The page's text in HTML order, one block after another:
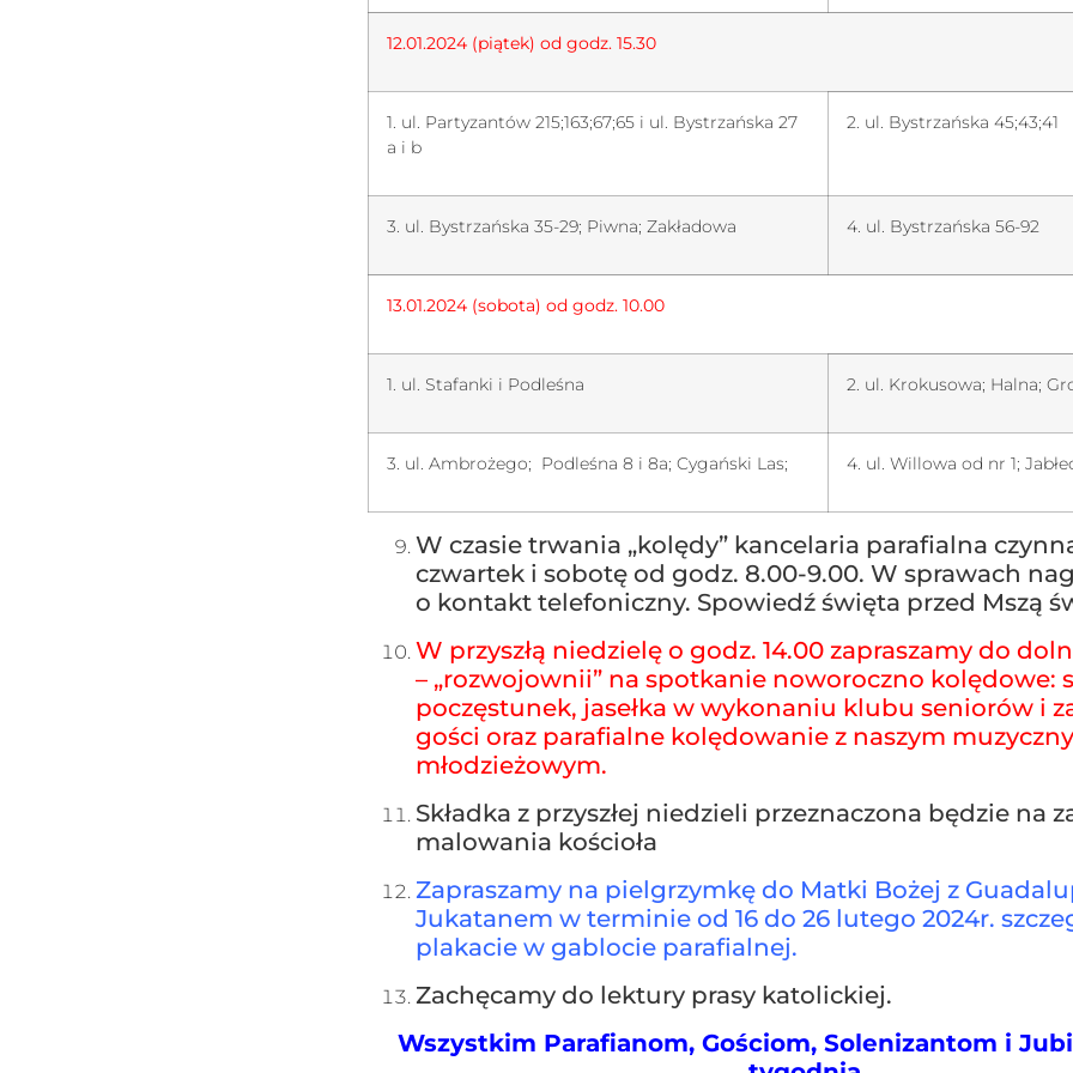
12.01.2024 (piątek) od godz. 15.30
1. ul. Partyzantów 215;163;67;65 i ul. Bystrzańska 27
a i b
2. ul. Bystrzańska 45;43;41
3. ul. Bystrzańska 35-29; Piwna; Zakładowa 4. ul. Bystrzańska 56-92
13.01.2024 (sobota) od godz. 10.00
1. ul. Stafanki i Podleśna 2. ul. Krokusowa; Halna;
3. ul. Ambrożego; Podleśna 8 i 8a; Cygański Las; 4. ul. Willowa od nr 1;
W czasie trwania „kolędy” kancelaria parafialna
czwartek i sobotę od godz. 8.00-9.00. W sprawach
o kontakt telefoniczny. Spowiedź święta przed Mszą
W przyszłą niedzielę o godz. 14.00 zapraszamy do
– „rozwojownii” na spotkanie noworoczno kolędowe:
poczęstunek, jasełka w wykonaniu klubu seniorów i
gości oraz parafialne kolędowanie z naszym
młodzieżowym.
Składka z przyszłej niedzieli przeznaczona będzie na
malowania kościoła
Zapraszamy na pielgrzymkę do Matki Bożej z
Jukatanem w terminie od 16 do 26 lutego 2024r.
plakacie w gablocie parafialnej.
Zachęcamy do lektury prasy katolickiej.
Wszystkim Parafianom, Gościom, Solenizantom i